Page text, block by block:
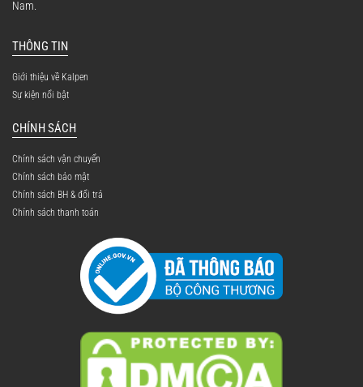
Nam.
THÔNG TIN
Giới thiệu về Kalpen
Sự kiện nổi bật
CHÍNH SÁCH
Chính sách vận chuyển
Chính sách bảo mật
Chính sách BH & đổi trả
Chính sách thanh toán